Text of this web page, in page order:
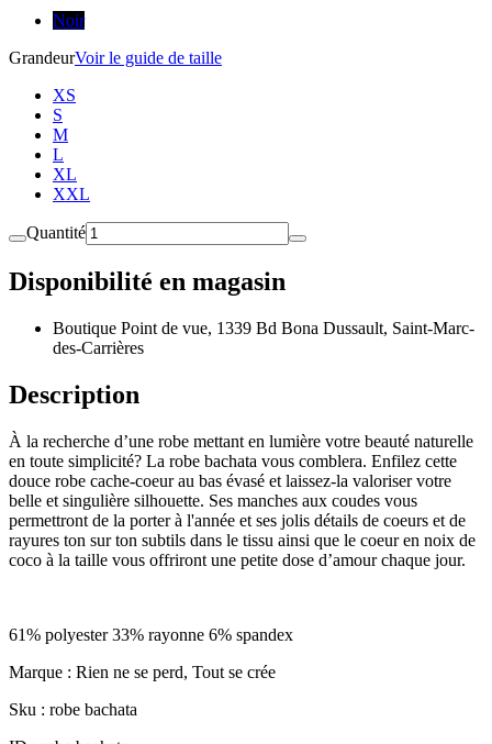
Noir
GrandeurVoir le guide de taille
XS
S
M
L
XL
XXL
Quantité
Disponibilité en magasin
Boutique Point de vue, 1339 Bd Bona Dussault, Saint-Marc-
des-Carrières
Description
À la recherche d’une robe mettant en lumière votre beauté naturelle
en toute simplicité? La robe bachata vous comblera. Enfilez cette
douce robe cache-coeur au bas évasé et laissez-la valoriser votre
belle et singulière silhouette. Ses manches aux coudes vous
permettront de la porter à l'année et ses jolis détails de coeurs et de
rayures ton sur ton subtils dans le tissu ainsi que le coeur en noix de
coco à la taille vous offriront une petite dose d’amour chaque jour.
61% polyester 33% rayonne 6% spandex
Marque : Rien ne se perd, Tout se crée
Sku : robe bachata